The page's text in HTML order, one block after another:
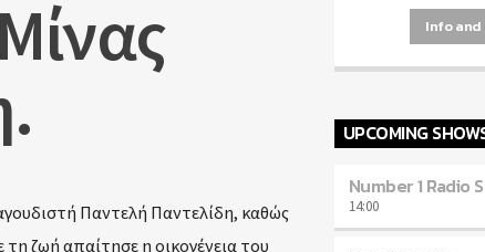
Παντελή Παντελίδη, καθώς
ζωή απαίτησε η οικογένεια του
Info
UPCOMING
Number 1 Radio
14:00